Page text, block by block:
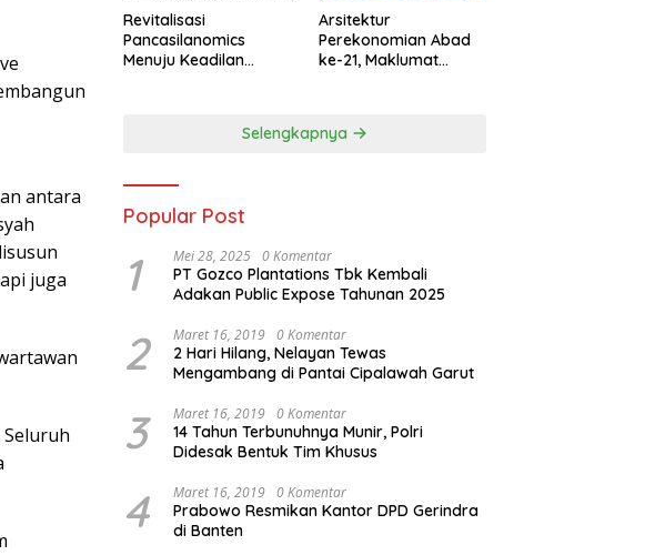
antara
juga
Revitalisasi
Pancasilanomics
Menuju Keadilan
Arsitektur
Perekonomian Abad
ke-21, Maklumat
Selengkapnya
Popular Post
1 Mei 28, 2025 0 Komentar
PT Gozco Plantations Tbk Kembali
Adakan Public Expose Tahunan 2025
2 Maret 16, 2019 0 Komentar
2 Hari Hilang, Nelayan Tewas
Mengambang di Pantai Cipalawah Garut
3 Maret 16, 2019 0 Komentar
14 Tahun Terbunuhnya Munir, Polri
Didesak Bentuk Tim Khusus
4 Maret 16, 2019 0 Komentar
Prabowo Resmikan Kantor DPD Gerindra
di Banten